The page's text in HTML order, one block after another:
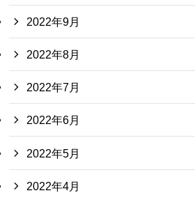
2022年9月
2022年8月
2022年7月
2022年6月
2022年5月
2022年4月